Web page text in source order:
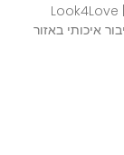
היכרויות עם קוקסינליות בקריות – המדריך המלא | Look4Love
איכותי באזור